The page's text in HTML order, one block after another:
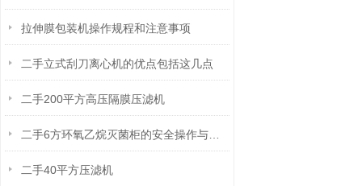
拉伸膜包装机操作规程和注意事项
二手立式刮刀离心机的优点包括这几点
二手200平方高压隔膜压滤机
二手40平方压滤机